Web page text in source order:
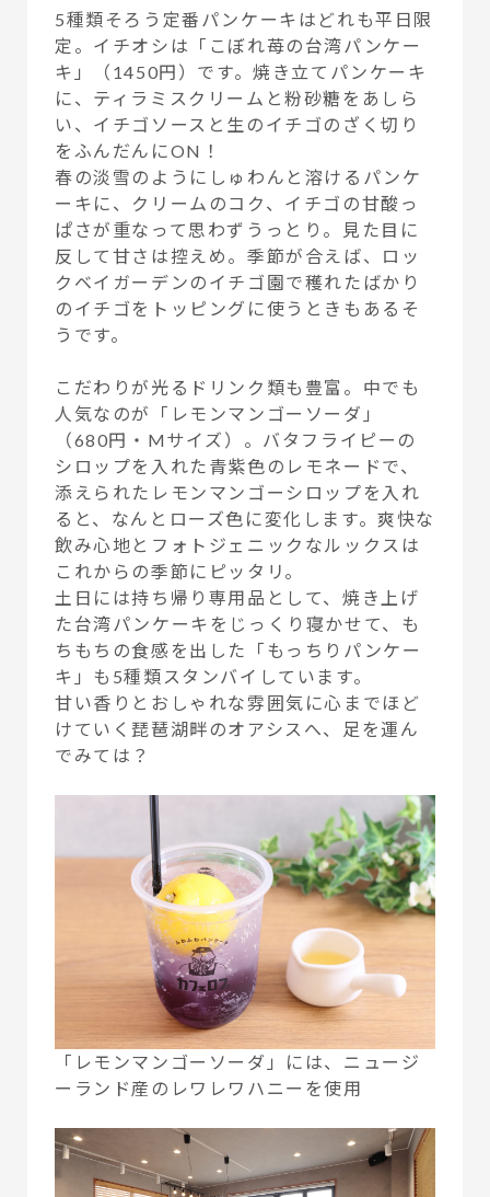
5種類そろう定番パンケーキはどれも平日限
定。イチオシは「こぼれ苺の台湾パンケー
キ」（1450円）です。焼き立てパンケーキ
に、ティラミスクリームと粉砂糖をあしら
い、イチゴソースと生のイチゴのざく切り
をふんだんにON！
春の淡雪のようにしゅわんと溶けるパンケ
ーキに、クリームのコク、イチゴの甘酸っ
ぱさが重なって思わずうっとり。見た目に
反して甘さは控えめ。季節が合えば、ロッ
クベイガーデンのイチゴ園で穫れたばかり
のイチゴをトッピングに使うときもあるそ
うです。
こだわりが光るドリンク類も豊富。中でも
人気なのが「レモンマンゴーソーダ」
（680円・Mサイズ）。バタフライピーの
シロップを入れた青紫色のレモネードで、
添えられたレモンマンゴーシロップを入れ
ると、なんとローズ色に変化します。爽快な
飲み心地とフォトジェニックなルックスは
これからの季節にピッタリ。
土日には持ち帰り専用品として、焼き上げ
た台湾パンケーキをじっくり寝かせて、も
ちもちの食感を出した「もっちりパンケー
キ」も5種類スタンバイしています。
甘い香りとおしゃれな雰囲気に心までほど
けていく琵琶湖畔のオアシスへ、足を運ん
でみては？
「レモンマンゴーソーダ」には、ニュージ
ーランド産のレワレワハニーを使用